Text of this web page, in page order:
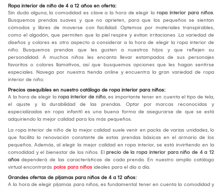
Ropa interior de niño de 4 a 12 años en oferta:
Sin duda alguna, la comodidad es clave a la hora de elegir la ropa interior para niños.
Busquemos prendas suaves y que no aprieten, para que los pequeños se sientan
cómodos y libres de moverse con facilidad. Optemos por materiales transpirables,
como el algodón, que permiten que la piel respire y evitan irritaciones .La variedad de
diseños y colores es otro aspecto a considerar a la hora de elegir la ropa interior de
niño. Busquemos prendas que les gusten a nuestros hijos y que reflejen su
personalidad. A muchos niños les encanta llevar estampados de sus personajes
favoritos o colores llamativos, así que busquemos opciones que les hagan sentirse
especiales. Navega por nuestra tienda online y encuentra la gran variedad de ropa
interior de niño.
Precios asequibles en nuestro catálogo de ropa interior para niños:
A la hora de elegir la ropa interior de niño, es importante tener en cuenta el tipo de tela,
el ajuste y la durabilidad de las prendas. Optar por marcas reconocidas y
especializadas en ropa infantil es una buena forma de asegurarse de que se está
adquiriendo la mejor calidad para los más pequeños.
La ropa interior de niño de la mejor calidad suele venir en packs de varias unidades, lo
que facilita la renovación constante de estas prendas básicas en el armario de los
pequeños. Además, al elegir la mejor calidad en ropa interior, se está invirtiendo en la
comodidad y el bienestar de los niños. El precio de la ropa interior para niño de 4 a 12
años dependerá de las características de cada prenda. En nuestro amplio catálogo
virtual encontrarás polos para niños ideales para el día a día.
Grandes ofertas de pijamas para niños de 4 a 12 años:
A la hora de elegir pijamas para niños, es fundamental tener en cuenta la comodidad y